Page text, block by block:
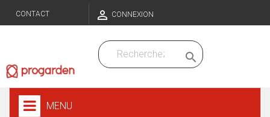
CONTACT  CONNEXION

MENU